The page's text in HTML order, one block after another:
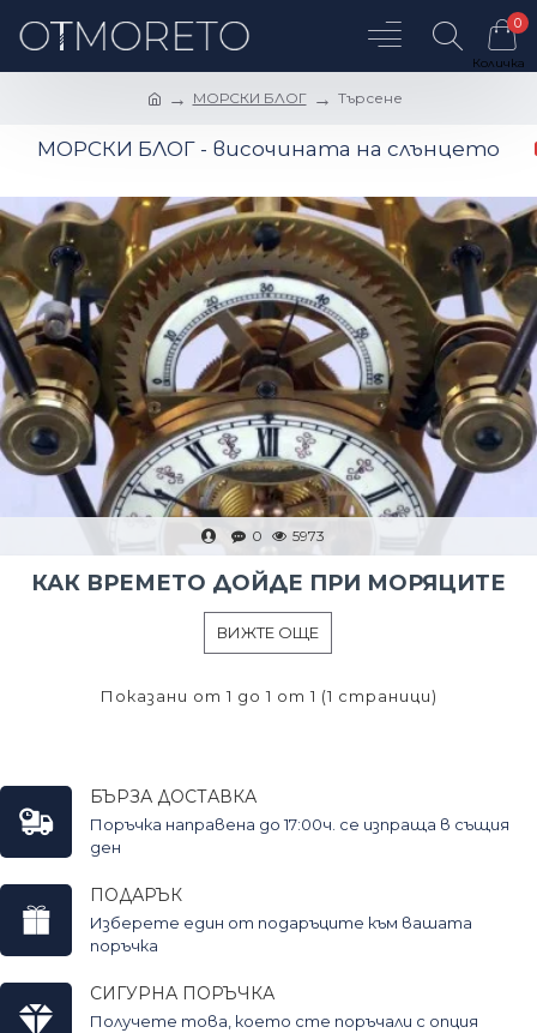
0
МОРСКИ БЛОГ Търсене
МОРСКИ БЛОГ - височината на слънцето
0 5973
КАК ВРЕМЕТО ДОЙДЕ ПРИ МОРЯЦИТЕ
ВИЖТЕ ОЩЕ
Показани от 1 до 1 от 1 (1 страници)
БЪРЗА ДОСТАВКА
Поръчка направена до 17:00ч. се изпраща в същия
ден
ПОДАРЪК
Изберете един от подаръците към вашата
поръчка
СИГУРНА ПОРЪЧКА
Получете това, което сте поръчали с опция